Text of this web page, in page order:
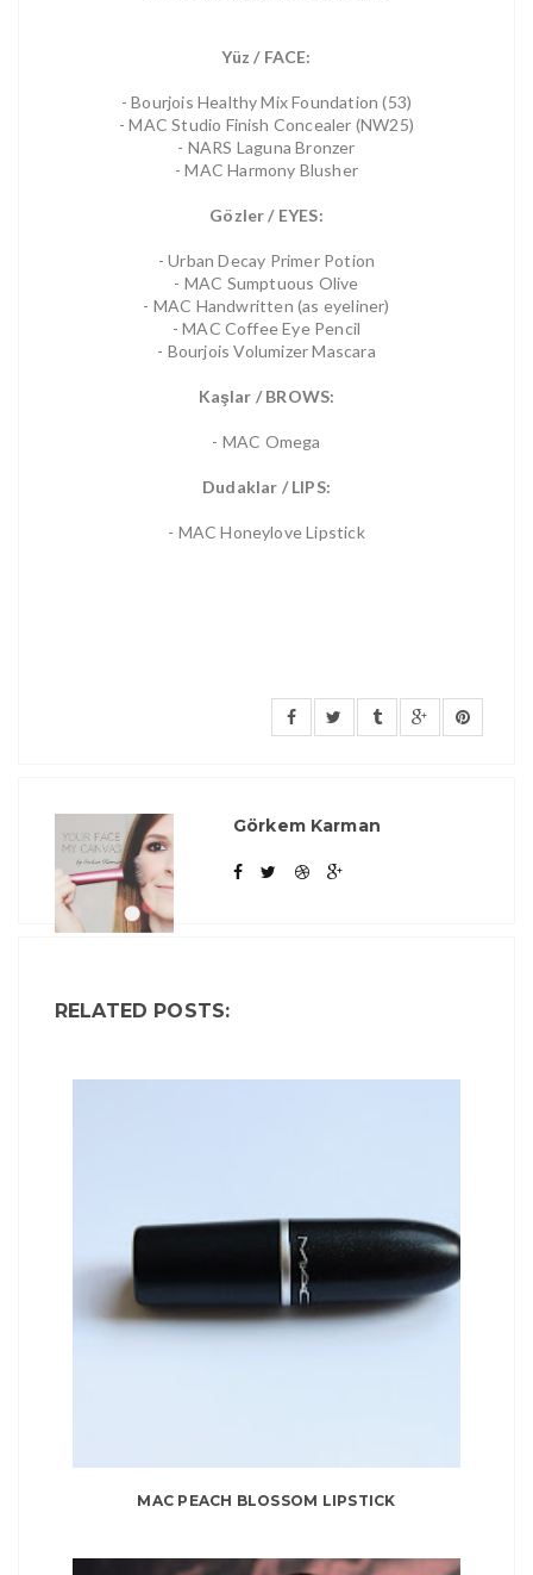
Yüz / FACE:
- Bourjois Healthy Mix Foundation (53)
- MAC Studio Finish Concealer (NW25)
- NARS Laguna Bronzer
- MAC Harmony Blusher
Gözler / EYES:
- Urban Decay Primer Potion
- MAC Sumptuous Olive
- MAC Handwritten (as eyeliner)
- MAC Coffee Eye Pencil
- Bourjois Volumizer Mascara
Kaşlar / BROWS:
- MAC Omega
Dudaklar / LIPS:
- MAC Honeylove Lipstick
Görkem Karman
RELATED POSTS:
MAC PEACH BLOSSOM LIPSTICK